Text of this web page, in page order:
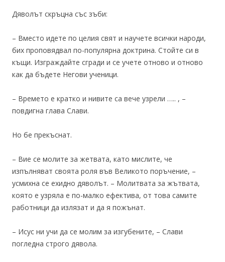
Дяволът скръцна със зъби:
– Вместо идете по целия свят и научете всички народи,
бих проповядвал по-популярна доктрина. Стойте си в
къщи. Изграждайте сгради и се учете отново и отново
как да бъдете Негови ученици.
– Времето е кратко и нивите са вече узрели ….. , –
повдигна глава Слави.
Но бе прекъснат.
– Вие се молите за жетвата, като мислите, че
изпълняват своята роля във Великото поръчение, –
усмихна се ехидно дяволът. – Молитвата за жътвата,
която е узряла е по-малко ефектива, от това самите
работници да излязат и да я пожънат.
– Исус ни учи да се молим за изгубените, – Слави
погледна строго дявола.